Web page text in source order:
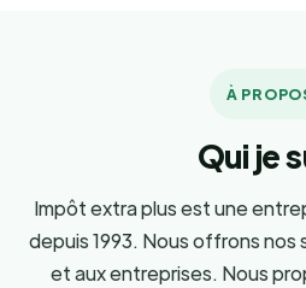
À
Qui je
Impôt extra plus est une
depuis 1993. Nous offrons nos
et aux entreprises. Nous